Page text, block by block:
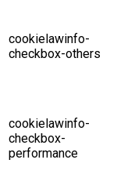
cookielawinfo-
checkbox-others
cookielawinfo-
checkbox-
performance